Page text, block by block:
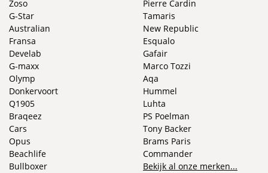
Zoso
Pierre Cardin
G-Star
Australian
Fransa
Develab
G-maxx
Olymp
Donkervoort
Q1905
Braqeez
Cars
Opus
Beachlife
Bullboxer
Tamaris
New Republic
Esqualo
Gafair
Marco Tozzi
Aqa
Hummel
Luhta
PS Poelman
Tony Backer
Brams Paris
Commander
Bekijk al onze merken...